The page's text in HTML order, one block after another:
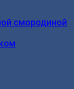
смородиной